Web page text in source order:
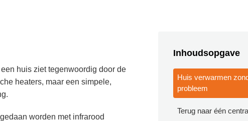
huis ziet tegenwoordig door de
heaters, maar een simpele,
worden met infrarood
Inhoudsopgave
Huis verwarmen
probleem
Terug naar één